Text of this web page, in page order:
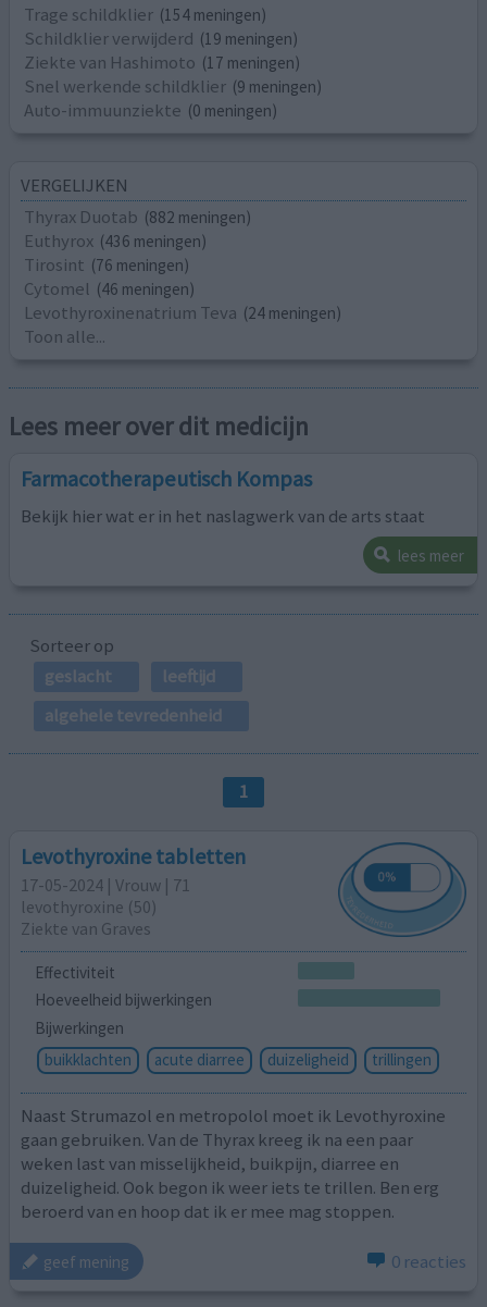
Trage schildklier (154 meningen)
Schildklier verwijderd (19 meningen)
Ziekte van Hashimoto (17 meningen)
Snel werkende schildklier (9 meningen)
Auto-immuunziekte (0 meningen)
VERGELIJKEN
Thyrax Duotab (882 meningen)
Euthyrox (436 meningen)
Tirosint (76 meningen)
Cytomel (46 meningen)
Levothyroxinenatrium Teva (24 meningen)
Toon alle...
Lees meer over dit medicijn
Farmacotherapeutisch Kompas
Bekijk hier wat er in het naslagwerk van de arts staat
lees meer
Sorteer op
geslacht
leeftijd
algehele tevredenheid
1
Levothyroxine tabletten
17-05-2024 | Vrouw | 71
levothyroxine (50)
Ziekte van Graves
Effectiviteit
Hoeveelheid bijwerkingen
Bijwerkingen
buikklachten
acute diarree duizeligheid trillingen
Naast Strumazol en metropolol moet ik Levothyroxine
gaan gebruiken. Van de Thyrax kreeg ik na een paar
weken last van misselijkheid, buikpijn, diarree en
duizeligheid. Ook begon ik weer iets te trillen. Ben erg
beroerd van en hoop dat ik er mee mag stoppen.
geef mening 0 reacties